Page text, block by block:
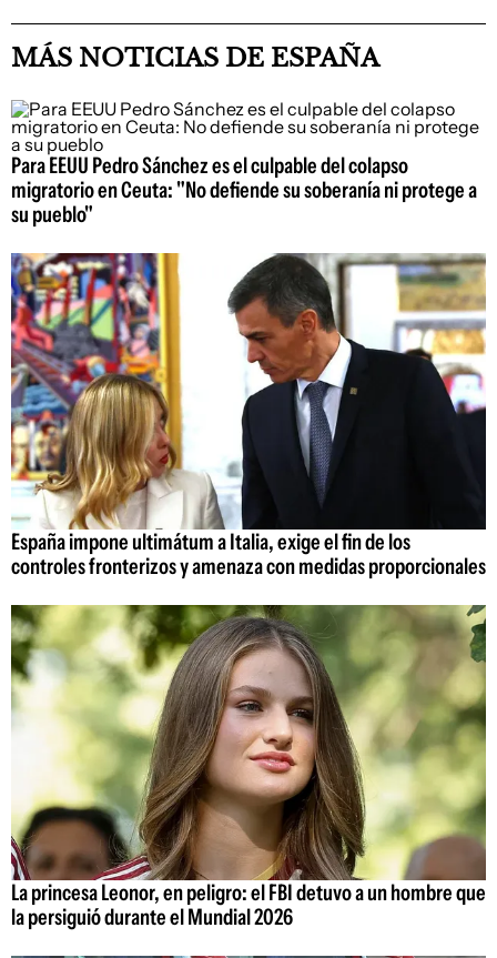
MÁS NOTICIAS DE ESPAÑA
Para EEUU Pedro Sánchez es el culpable del colapso
migratorio en Ceuta: "No defiende su soberanía ni protege a
su pueblo"
España impone ultimátum a Italia, exige el fin de los
controles fronterizos y amenaza con medidas proporcionales
La princesa Leonor, en peligro: el FBI detuvo a un hombre que
la persiguió durante el Mundial 2026